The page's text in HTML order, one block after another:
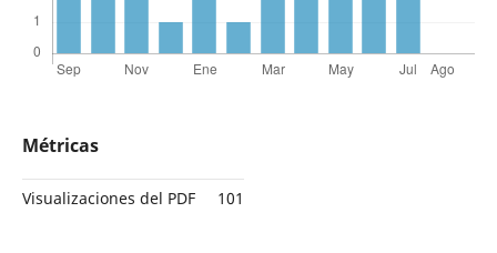
Métricas
Visualizaciones del PDF 101